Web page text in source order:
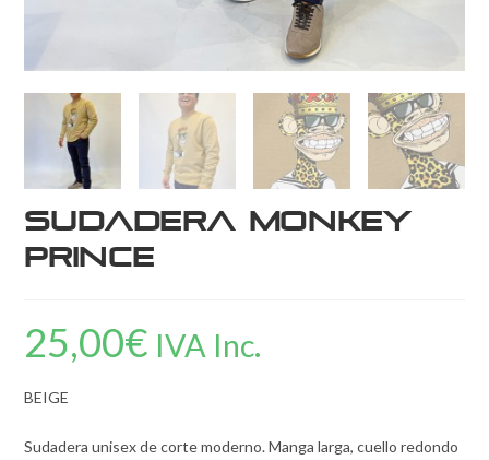
Sudadera Monkey
Prince
25,00€ IVA Inc.
BEIGE
Sudadera unisex de corte moderno. Manga larga, cuello redondo